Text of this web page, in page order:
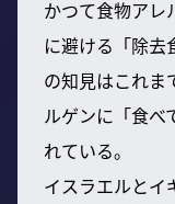
かつて食物アレ
に避ける「除去
の知見はこれま
ルゲンに「食べ
れている。
イスラエルとイ